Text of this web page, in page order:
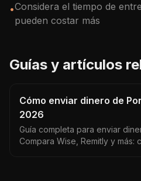
•Considera el tiempo de
pueden costar más
Guías y artículos
Cómo enviar dinero de
2026
Guía completa para enviar
Compara Wise, Remitly y más: